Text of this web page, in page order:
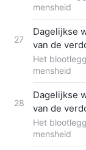
mensheid
27
Dagelijkse
van de
Fragment
Het
mensheid
28
Dagelijkse
van de
Fragment
Het
mensheid